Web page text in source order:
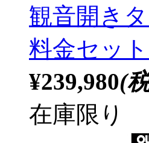
観音開き
料金セット
¥239,980(
在庫限り